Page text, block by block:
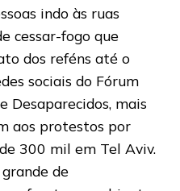
indo às ruas
cessar-fogo que
dos reféns até o
sociais do Fórum
Desaparecidos, mais
aos protestos por
300 mil em Tel Aviv.
de